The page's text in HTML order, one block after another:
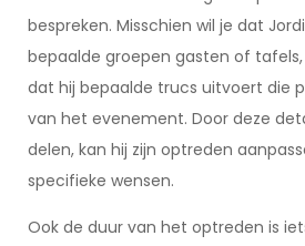
bespreken. Misschien wil je dat
bepaalde groepen gasten of
dat hij bepaalde trucs uitvoert die
van het evenement. Door deze
delen, kan hij zijn optreden
specifieke wensen.
Ook de duur van het optreden is